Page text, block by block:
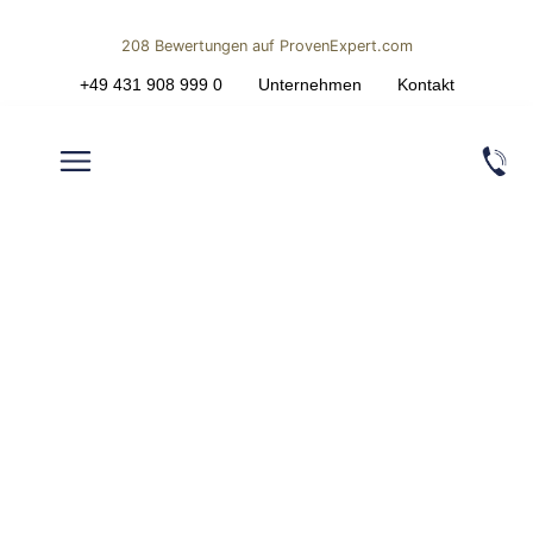
ECK & OBERG IMMOBILIEN |
208 Bewertungen auf ProvenExpert.com
+49 431 908 999 0 Unternehmen Kontakt